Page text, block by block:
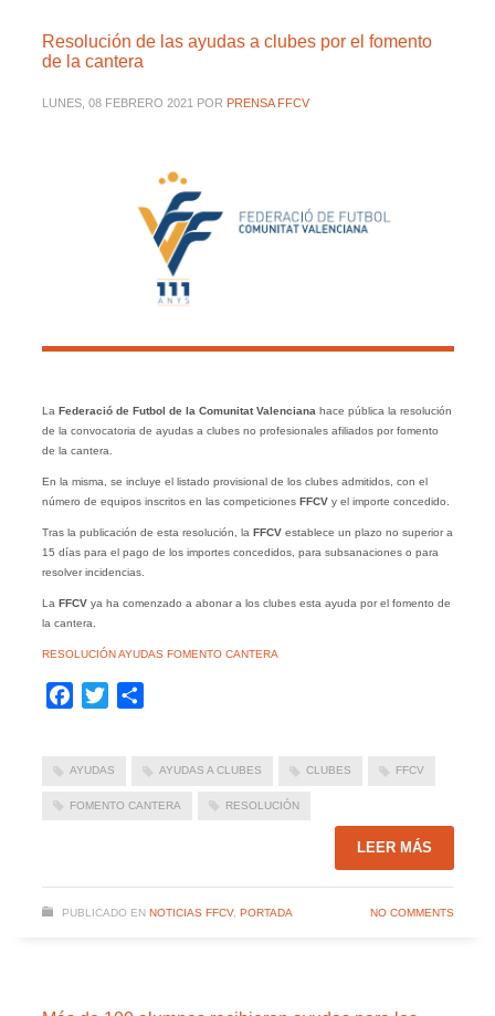
Resolución de las ayudas a clubes por el fomento
de la cantera
LUNES, 08 FEBRERO 2021 POR PRENSA FFCV
La Federació de Futbol de la Comunitat Valencianahace pública la resolución
de la convocatoria de ayudas a clubes no profesionales afiliados por fomento
de la cantera.
En la misma, se incluye el listado provisional de los clubes admitidos, con el
número de equipos inscritos en las competiciones FFCVy el importe concedido.
Tras la publicación de esta resolución, la FFCVestablece un plazo no superior a
15 días para el pago de los importes concedidos, para subsanaciones o para
resolver incidencias.
La FFCVya ha comenzado a abonar a los clubes esta ayuda por el fomento de
la cantera.
RESOLUCIÓN AYUDAS FOMENTO CANTERA
Facebook
Twitter
AYUDAS AYUDAS A CLUBES CLUBES FFCV
FOMENTO CANTERA RESOLUCIÓN
LEER MÁS
PUBLICADO EN NOTICIAS FFCV, PORTADA NO COMMENTS